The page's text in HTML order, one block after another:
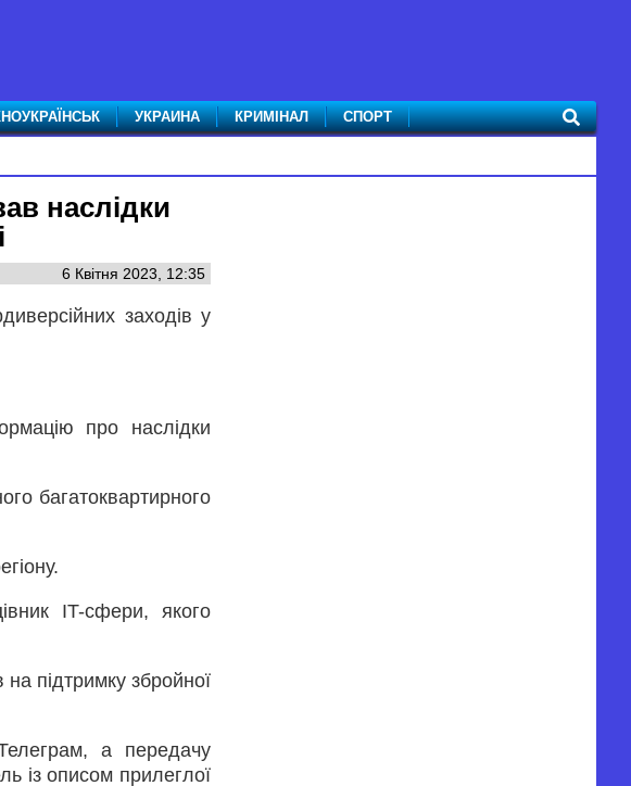
УКРАИНА КРИМІНАЛ СПОРТ
наслідки
6 Квітня 2023, 12:35
заходів у
про наслідки
багатоквартирного
IT-сфери, якого
підтримку збройної
а передачу
із описом прилеглої